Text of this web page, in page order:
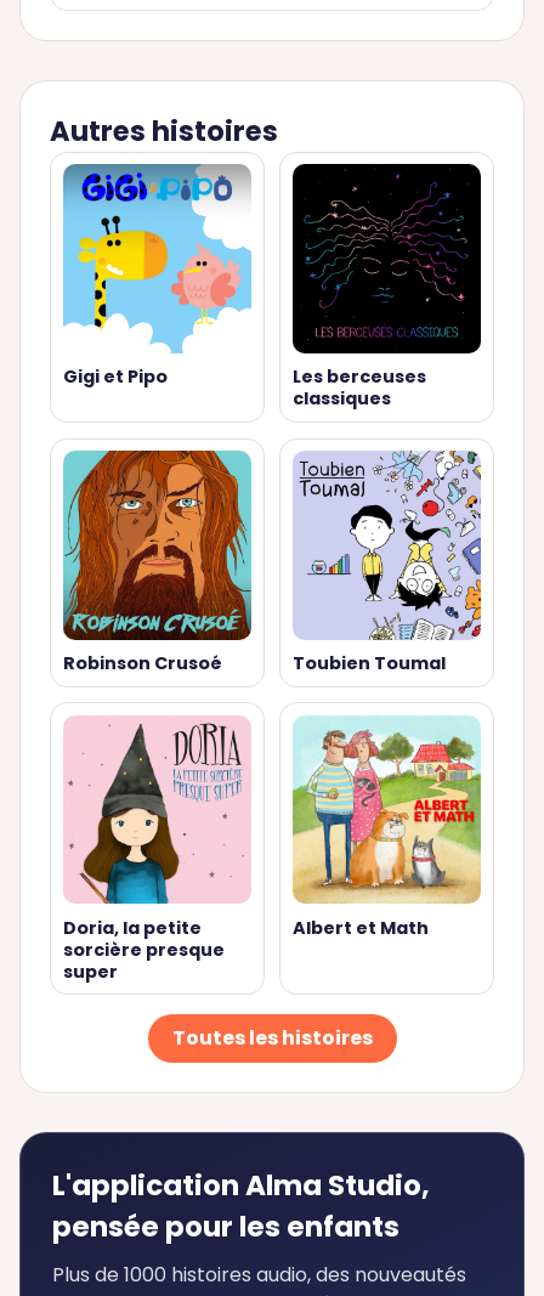
Autres histoires
Gigi et Pipo
Les berceuses
classiques
Robinson Crusoé Toubien Toumal
Doria, la petite
sorcière presque
super
Albert et Math
Toutes les histoires
L'application Alma Studio,
pensée pour les enfants
Plus de 1000 histoires audio, des nouveautés